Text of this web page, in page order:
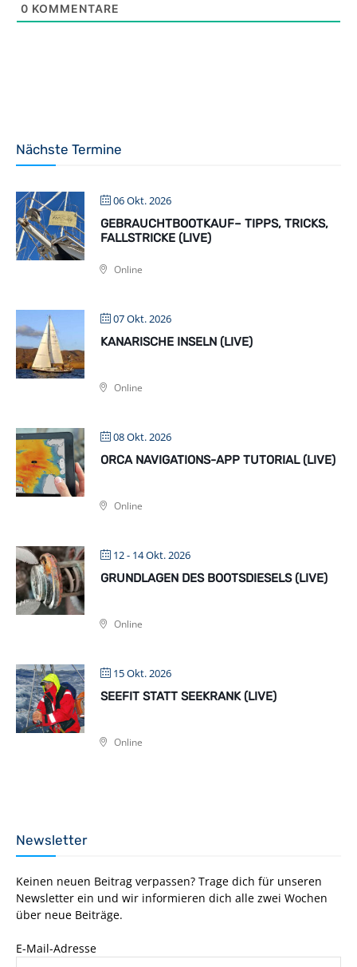
0 KOMMENTARE
Nächste Termine
06 Okt. 2026
GEBRAUCHTBOOTKAUF– TIPPS, TRICKS,
FALLSTRICKE (LIVE)
Online
07 Okt. 2026
KANARISCHE INSELN (LIVE)
Online
08 Okt. 2026
ORCA NAVIGATIONS-APP TUTORIAL (LIVE)
Online
12 - 14 Okt. 2026
GRUNDLAGEN DES BOOTSDIESELS (LIVE)
Online
15 Okt. 2026
SEEFIT STATT SEEKRANK (LIVE)
Online
Newsletter
Keinen neuen Beitrag verpassen? Trage dich für unseren
Newsletter ein und wir informieren dich alle zwei Wochen
über neue Beiträge.
E-Mail-Adresse